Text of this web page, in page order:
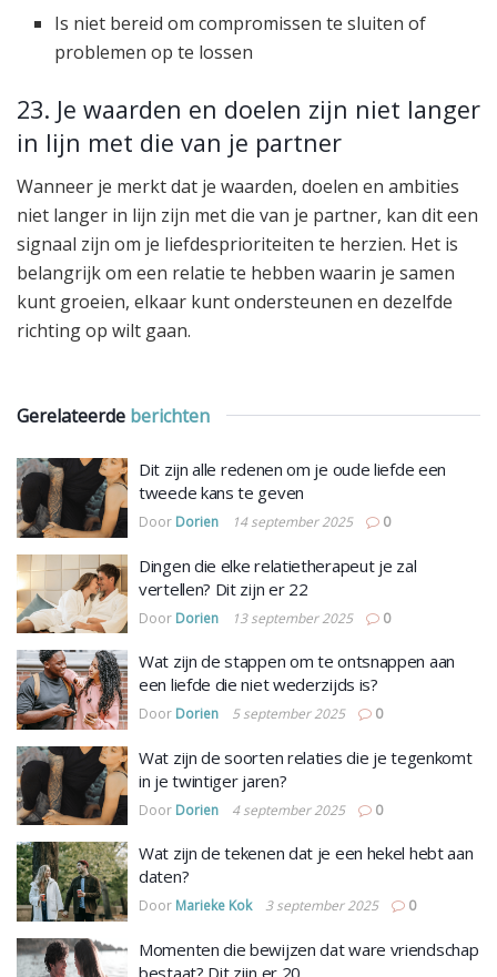
Is niet bereid om compromissen te sluiten of
problemen op te lossen
23. Je waarden en doelen zijn niet langer
in lijn met die van je partner
Wanneer je merkt dat je waarden, doelen en ambities
niet langer in lijn zijn met die van je partner, kan dit een
signaal zijn om je liefdesprioriteiten te herzien. Het is
belangrijk om een relatie te hebben waarin je samen
kunt groeien, elkaar kunt ondersteunen en dezelfde
richting op wilt gaan.
Gerelateerde berichten
Dit zijn alle redenen om je oude liefde een
tweede kans te geven
Door Dorien 14 september 2025 0
Dingen die elke relatietherapeut je zal
vertellen? Dit zijn er 22
Door Dorien 13 september 2025 0
Wat zijn de stappen om te ontsnappen aan
een liefde die niet wederzijds is?
Door Dorien 5 september 2025 0
Wat zijn de soorten relaties die je tegenkomt
in je twintiger jaren?
Door Dorien 4 september 2025 0
Wat zijn de tekenen dat je een hekel hebt aan
daten?
Door Marieke Kok 3 september 2025 0
Momenten die bewijzen dat ware vriendschap
bestaat? Dit zijn er 20